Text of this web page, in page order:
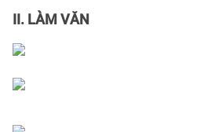
II. LÀM VĂN